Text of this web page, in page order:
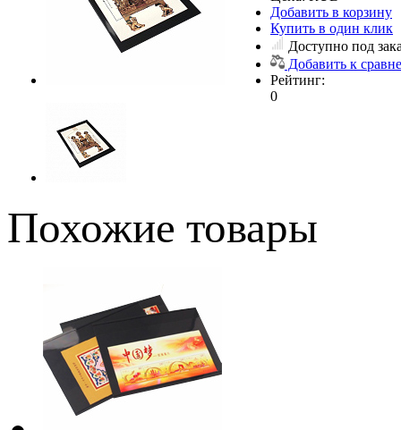
Добавить в корзину
Купить в один клик
Доступно под
Добавить к
Рейтинг:
0
Похожие товары